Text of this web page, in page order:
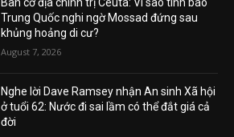
Trung Quốc nghi ngờ Mossad đứng sau
khủng hoảng di cư?
August 7, 2026
Nghe lời Dave Ramsey nhận An sinh Xã hội
ở tuổi 62: Nước đi sai lầm có thể đắt giá cả
đời